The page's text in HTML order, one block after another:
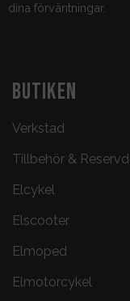
dina förväntningar.
BUTIKEN
Verkstad
Tillbehör &
Elcykel
Elscooter
Elmoped
Elmotorcykel